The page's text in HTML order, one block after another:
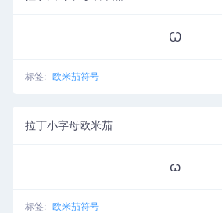
Ꞷ
标签: 欧米茄符号
拉丁小字母欧米茄
ꞷ
标签: 欧米茄符号